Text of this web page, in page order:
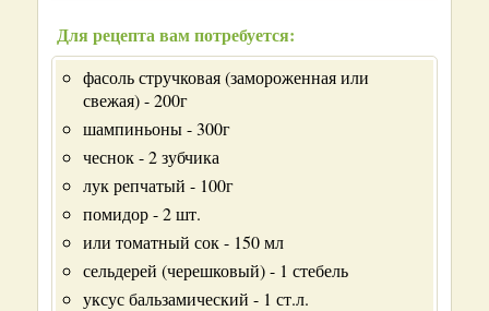
Для рецепта вам потребуется:
фасоль стручковая (замороженная или
свежая) - 200г
шампиньоны - 300г
чеснок - 2 зубчика
лук репчатый - 100г
помидор - 2 шт.
или томатный сок - 150 мл
сельдерей (черешковый) - 1 стебель
уксус бальзамический - 1 ст.л.